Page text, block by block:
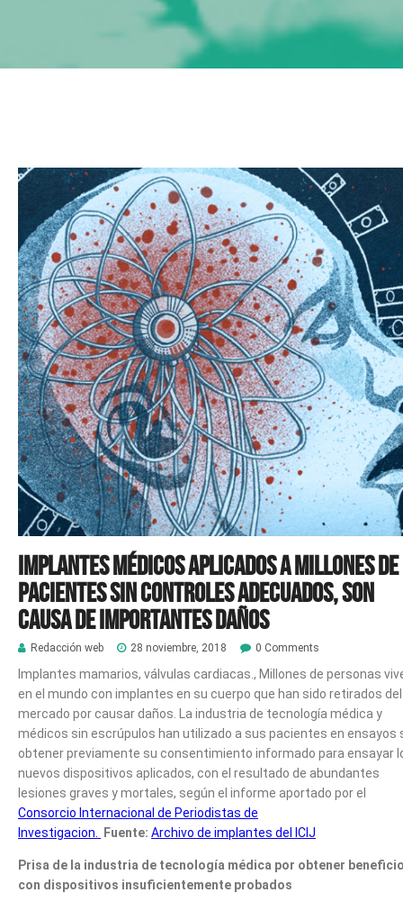
Implantes médicos aplicados a millones de
pacientes sin controles adecuados, son
causa de importantes daños
Redacción web 28 noviembre, 2018 0 Comments
Implantes mamarios, válvulas cardiacas., Millones de personas
en el mundo con implantes en su cuerpo que han sido retirados del
mercado por causar daños. La industria de tecnología médica y
médicos sin escrúpulos han utilizado a sus pacientes en ensayos
obtener previamente su consentimiento informado para ensayar
nuevos dispositivos aplicados, con el resultado de abundantes
lesiones graves y mortales, según el informe aportado por el
Consorcio Internacional de Periodistas de
Investigacion.
Fuente: Archivo de implantes del ICIJ
Prisa de la industria de tecnología médica por obtener
con dispositivos insuficientemente probados